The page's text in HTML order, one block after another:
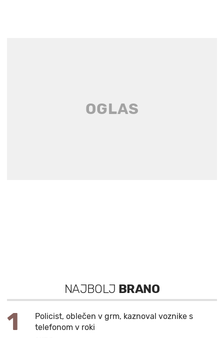
NAJBOLJ BRANO
1
Policist, oblečen v grm, kaznoval voznike s
telefonom v roki